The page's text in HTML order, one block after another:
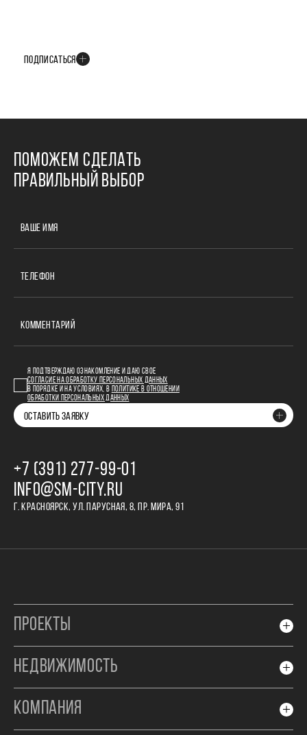
ПОДПИСАТЬСЯ
ПОМОЖЕМ СДЕЛАТЬ
ПРАВИЛЬНЫЙ ВЫБОР
ВАШЕ ИМЯ
ТЕЛЕФОН
КОММЕНТАРИЙ
Я ПОДТВЕРЖДАЮ ОЗНАКОМЛЕНИЕ И ДАЮ СВОЕ
СОГЛАСИЕ НА ОБРАБОТКУ ПЕРСОНАЛЬНЫХ ДАННЫХ
В ПОРЯДКЕ И НА УСЛОВИЯХ, В
ПОЛИТИКЕ В ОТНОШЕНИИ
ОБРАБОТКИ ПЕРСОНАЛЬНЫХ ДАННЫХ
ОСТАВИТЬ ЗАЯВКУ
+7 (391) 277‒99‒01
INFO@SM-CITY.RU
Г. КРАСНОЯРСК, УЛ. ПАРУСНАЯ, 8, ПР. МИРА, 91
ПРОЕКТЫ
НЕДВИЖИМОСТЬ
КОМПАНИЯ